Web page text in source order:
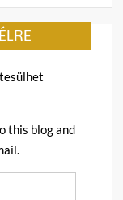
this blog and